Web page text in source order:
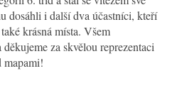
dosáhli i další dva účastníci, kteří
krásná místa. Všem
za skvělou reprezentaci
mapami!